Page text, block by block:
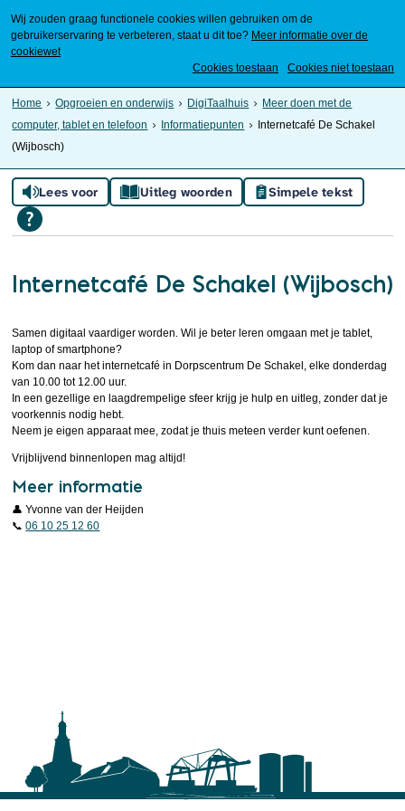
Wij zouden graag functionele cookies willen gebruiken om de
gebruikerservaring te verbeteren, staat u dit toe? Meer informatie over de
cookiewet
Cookies toestaan
Cookies niet toestaan
Home Opgroeien en onderwijs DigiTaalhuis
Meer doen met de
computer, tablet en telefoon
Informatiepunten
Internetcafé De Schakel
(Wijbosch)
Lees voor Uitleg woorden Simpele tekst
Internetcafé De Schakel (Wijbosch)
Samen digitaal vaardiger worden. Wil je beter leren omgaan met je tablet,
laptop of smartphone?
Kom dan naar het internetcafé in Dorpscentrum De Schakel, elke donderdag
van 10.00 tot 12.00 uur.
In een gezellige en laagdrempelige sfeer krijg je hulp en uitleg, zonder dat je
voorkennis nodig hebt.
Neem je eigen apparaat mee, zodat je thuis meteen verder kunt oefenen.
Vrijblijvend binnenlopen mag altijd!
Meer informatie
👤 Yvonne van der Heijden
📞06 10 25 12 60